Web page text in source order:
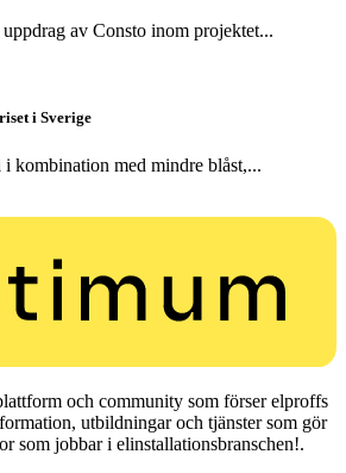
av Consto inom projektet...
i Sverige
kombination med mindre blåst,...
och community som förser elproffs
utbildningar och tjänster som gör
som jobbar i elinstallationsbranschen!.